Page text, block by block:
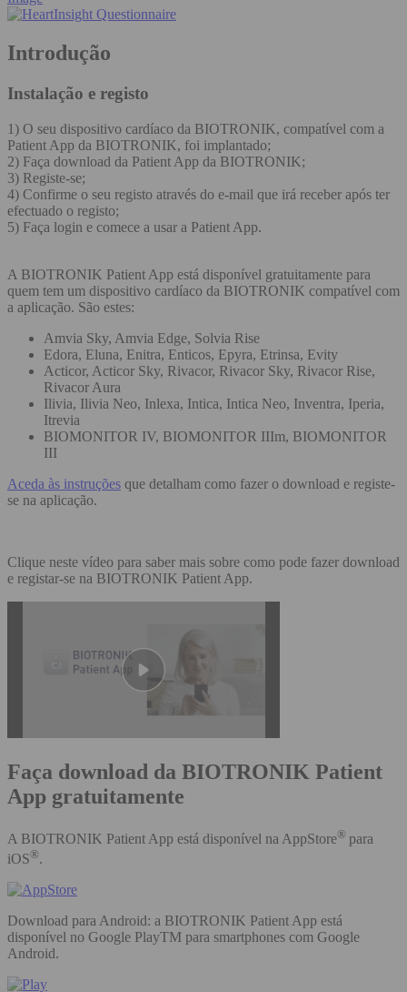
Introdução
Instalação e registo
1) O seu dispositivo cardíaco da BIOTRONIK, compatível com a
Patient App da BIOTRONIK, foi implantado;
2) Faça download da Patient App da BIOTRONIK;
3) Registe-se;
4) Confirme o seu registo através do e-mail que irá receber após ter
efectuado o registo;
5) Faça login e comece a usar a Patient App.
A BIOTRONIK Patient App está disponível gratuitamente para
quem tem um dispositivo cardíaco da BIOTRONIK compatível com
a aplicação. São estes:
Amvia Sky, Amvia Edge, Solvia Rise
Edora, Eluna, Enitra, Enticos, Epyra, Etrinsa, Evity
Acticor, Acticor Sky, Rivacor, Rivacor Sky, Rivacor Rise,
Rivacor Aura
Ilivia, Ilivia Neo, Inlexa, Intica, Intica Neo, Inventra, Iperia,
Itrevia
BIOMONITOR IV, BIOMONITOR IIIm, BIOMONITOR
III
Aceda às instruções que detalham como fazer o download e registe-
se na aplicação.
Clique neste vídeo para saber mais sobre como pode fazer download
e registar-se na BIOTRONIK Patient App.
Faça download da BIOTRONIK Patient
App gratuitamente
A BIOTRONIK Patient App está disponível na AppStore® para
iOS®.
Download para Android: a BIOTRONIK Patient App está
disponível no Google PlayTM para smartphones com Google
Android.